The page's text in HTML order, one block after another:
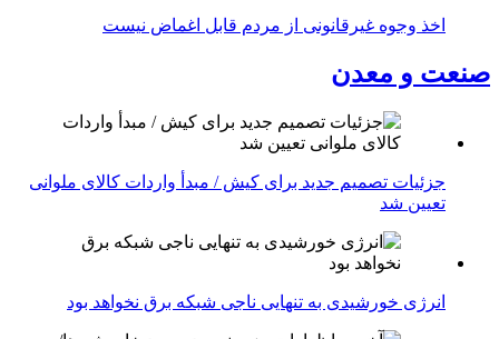
اخذ وجوه غیرقانونی از مردم قابل اغماض نیست
صنعت و معدن
جزئیات تصمیم جدید برای کیش / مبدأ واردات کالای ملوانی
تعیین شد
انرژی خورشیدی به تنهایی ناجی شبکه برق نخواهد بود